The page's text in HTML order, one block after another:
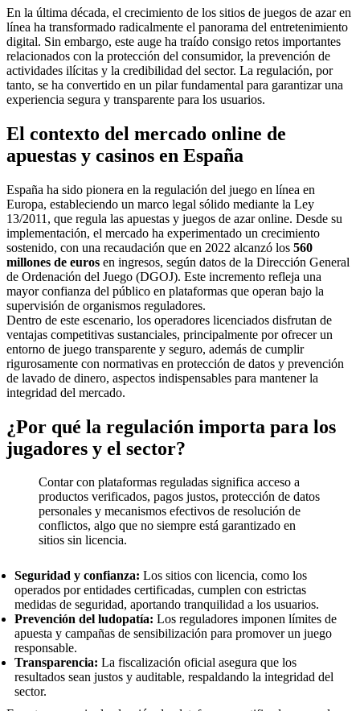
En la última década, el crecimiento de los sitios de juegos de azar en
línea ha transformado radicalmente el panorama del entretenimiento
digital. Sin embargo, este auge ha traído consigo retos importantes
relacionados con la protección del consumidor, la prevención de
actividades ilícitas y la credibilidad del sector. La regulación, por
tanto, se ha convertido en un pilar fundamental para garantizar una
experiencia segura y transparente para los usuarios.
El contexto del mercado online de
apuestas y casinos en España
España ha sido pionera en la regulación del juego en línea en
Europa, estableciendo un marco legal sólido mediante la Ley
13/2011, que regula las apuestas y juegos de azar online. Desde su
implementación, el mercado ha experimentado un crecimiento
sostenido, con una recaudación que en 2022 alcanzó los 560
millones de euros en ingresos, según datos de la Dirección General
de Ordenación del Juego (DGOJ). Este incremento refleja una
mayor confianza del público en plataformas que operan bajo la
supervisión de organismos reguladores.
Dentro de este escenario, los operadores licenciados disfrutan de
ventajas competitivas sustanciales, principalmente por ofrecer un
entorno de juego transparente y seguro, además de cumplir
rigurosamente con normativas en protección de datos y prevención
de lavado de dinero, aspectos indispensables para mantener la
integridad del mercado.
¿Por qué la regulación importa para los
jugadores y el sector?
Contar con plataformas reguladas significa acceso a
productos verificados, pagos justos, protección de datos
personales y mecanismos efectivos de resolución de
conflictos, algo que no siempre está garantizado en
sitios sin licencia.
Seguridad y confianza: Los sitios con licencia, como los
operados por entidades certificadas, cumplen con estrictas
medidas de seguridad, aportando tranquilidad a los usuarios.
Prevención del ludopatía: Los reguladores imponen límites de
apuesta y campañas de sensibilización para promover un juego
responsable.
Transparencia: La fiscalización oficial asegura que los
resultados sean justos y auditable, respaldando la integridad del
sector.